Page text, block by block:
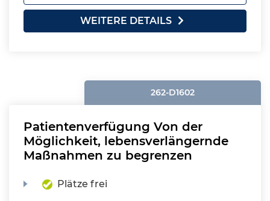
WEITERE DETAILS
262-D1602
Patientenverfügung Von der
Möglichkeit, lebensverlängernde
Maßnahmen zu begrenzen
Plätze frei